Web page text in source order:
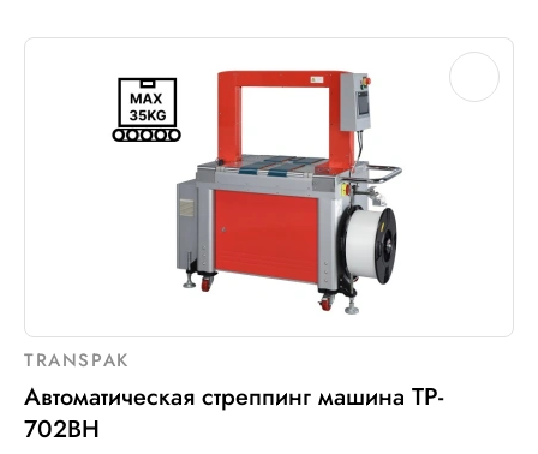
TRANSPAK
Автоматическая стреппинг машина TP-
702BH